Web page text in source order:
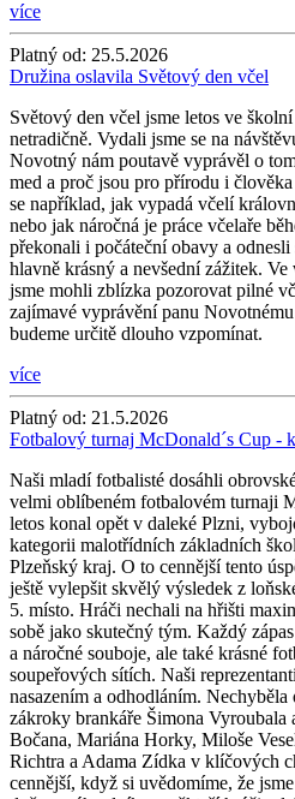
více
Platný od: 25.5.2026
Družina oslavila Světový den včel
Světový den včel jsme letos ve
netradičně. Vydali jsme se na
Novotný nám poutavě vyprávěl o
med a proč jsou pro přírodu i
se například, jak vypadá včelí
nebo jak náročná je práce včelaře
překonali i počáteční obavy a
hlavně krásný a nevšední zážitek.
jsme mohli zblízka pozorovat pilné
zajímavé vyprávění panu
budeme určitě dlouho vzpomínat.
více
Platný od: 21.5.2026
Fotbalový turnaj McDonald´s Cup -
Naši mladí fotbalisté dosáhli
velmi oblíbeném fotbalovém turnaji
letos konal opět v daleké Plzni,
kategorii malotřídních základních
Plzeňský kraj. O to cennější tento
ještě vylepšit skvělý výsledek z
5. místo. Hráči nechali na hřišti
sobě jako skutečný tým. Každý
a náročné souboje, ale také krásné
soupeřových sítích. Naši
nasazením a odhodláním. Nechyběla
zákroky brankáře Šimona
Bočana, Mariána Horky, Miloše
Richtra a Adama Zídka v klíčových
cennější, když si uvědomíme, že